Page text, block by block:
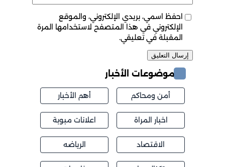
احفظ اسمي، بريدي الإلكتروني، والموقع
الإلكتروني في هذا المتصفح لاستخدامها المرة
المقبلة في تعليقي.
موضوعات الأخبار
أمن ومحاكم أهم الأخبار
اخبار المراة اعلانات مبوبة
الاقتصاد الرياضه